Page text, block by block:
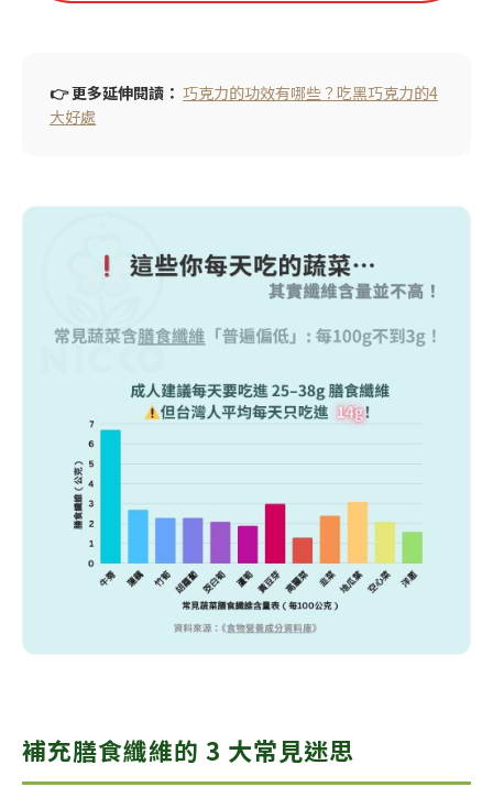
👉 更多延伸閱讀： 巧克力的功效有哪些？吃黑巧克力的4
大好處
補充膳食纖維的 3 大常見迷思